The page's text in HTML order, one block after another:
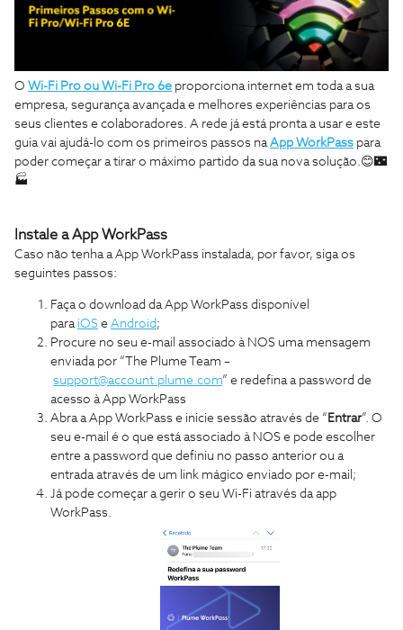
O Wi-Fi Pro ou Wi-Fi Pro 6e proporciona internet em toda a sua
empresa, segurança avançada e melhores experiências para os
seus clientes e colaboradores. A rede já está pronta a usar e este
guia vai ajudá-lo com os primeiros passos naApp WorkPass para
poder começar a tirar o máximo partido da sua nova solução.😊🌃
🏭
Instale a App WorkPass
Caso não tenha a App WorkPass instalada, por favor, siga os
seguintes passos:
Faça o download da App WorkPass disponível
para iOS e Android;
Procure no seu e-mail associado à NOS uma mensagem
enviada por “The Plume Team –
support@account.plume.com” e redefina a password de
acesso à App WorkPass
Abra a App WorkPass e inicie sessão através de “ Entrar”. O
seu e-mail é o que está associado à NOS e pode escolher
entre a password que definiu no passo anterior ou a
entrada através de um link mágico enviado por e-mail;
Já pode começar a gerir o seu Wi-Fi através da app
WorkPass.